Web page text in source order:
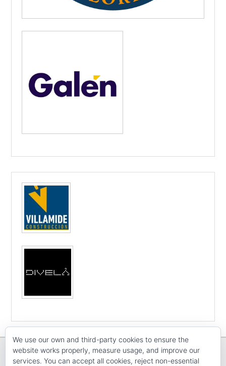
We use our own and third-party cookies to ensure the
website works properly, measure usage, and improve our
services. You can accept all cookies, reject non-essential